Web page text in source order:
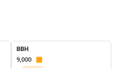
BBH
9,000